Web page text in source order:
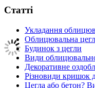
Статті
Укладання
Облицювальна
Будинок з цегли
Види
Декоративне
Різновиди кришок
Цегла або бетон?